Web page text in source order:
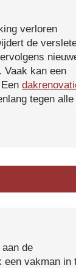
verloren
de
Vaak kan een
tegen alle
de
een vakman in